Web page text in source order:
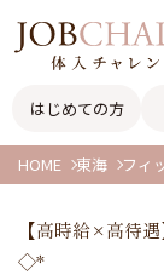
はじめての方
HOME 東海 フィ
【高時給×高待
◇*